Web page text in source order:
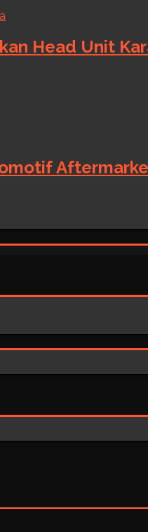
Head Unit